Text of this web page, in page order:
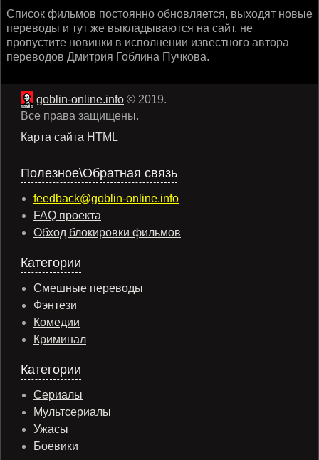
Список фильмов постоянно обновляется, выходят новые
переводы и тут же выкладываются на сайт, не
пропустите новинки в исполнении известного автора
переводов Дмитрия Гоблина Пучкова.
goblin-online.info © 2019.
Все права защищены.
Карта сайта HTML
Полезное\Обратная связь
feedback@goblin-online.info
FAQ проекта
Обход блокировки фильмов
Категории
Смешные переводы
Фэнтези
Комедии
Криминал
Категории
Сериалы
Мультсериалы
Ужасы
Боевики